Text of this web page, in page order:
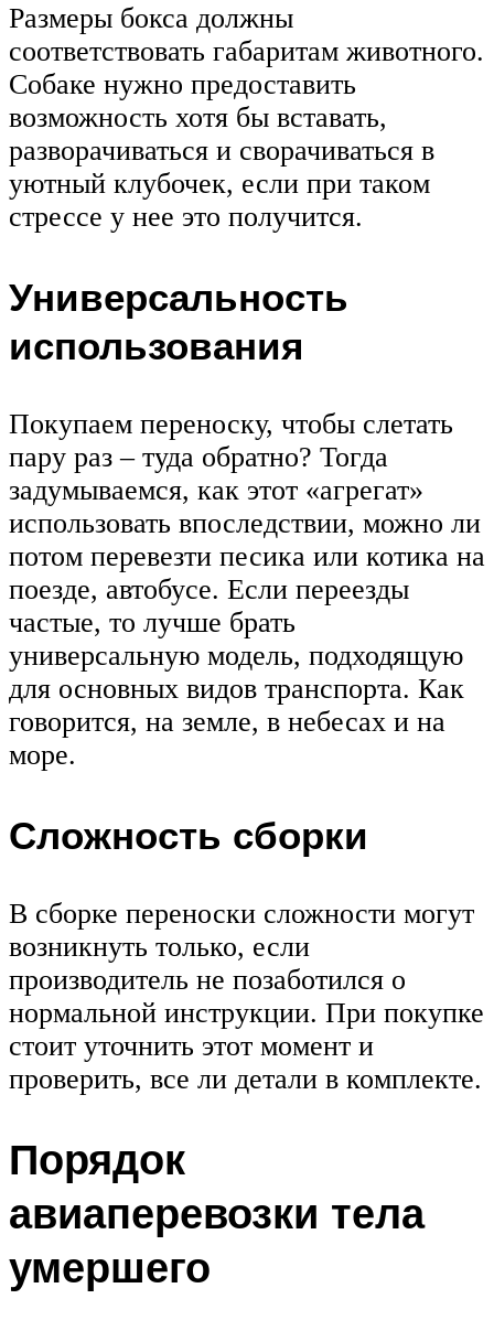
Размеры бокса должны
соответствовать габаритам животного.
Собаке нужно предоставить
возможность хотя бы вставать,
разворачиваться и сворачиваться в
уютный клубочек, если при таком
стрессе у нее это получится.
Универсальность
использования
Покупаем переноску, чтобы слетать
пару раз – туда обратно? Тогда
задумываемся, как этот «агрегат»
использовать впоследствии, можно ли
потом перевезти песика или котика на
поезде, автобусе. Если переезды
частые, то лучше брать
универсальную модель, подходящую
для основных видов транспорта. Как
говорится, на земле, в небесах и на
море.
Сложность сборки
В сборке переноски сложности могут
возникнуть только, если
производитель не позаботился о
нормальной инструкции. При покупке
стоит уточнить этот момент и
проверить, все ли детали в комплекте.
Порядок
авиаперевозки тела
умершего